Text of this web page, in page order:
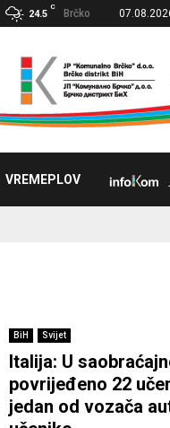
24.5
C
Brčko
VREMEPLOV
BiH Svijet
Italija: U
povrijeđeno 22
jedan od vozača